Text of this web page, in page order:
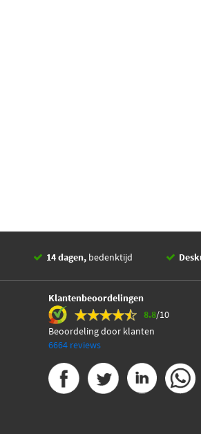
14 dagen, bedenktijd
Klantenbeoordelingen
8.8/10
Beoordeling door klanten
6664 reviews